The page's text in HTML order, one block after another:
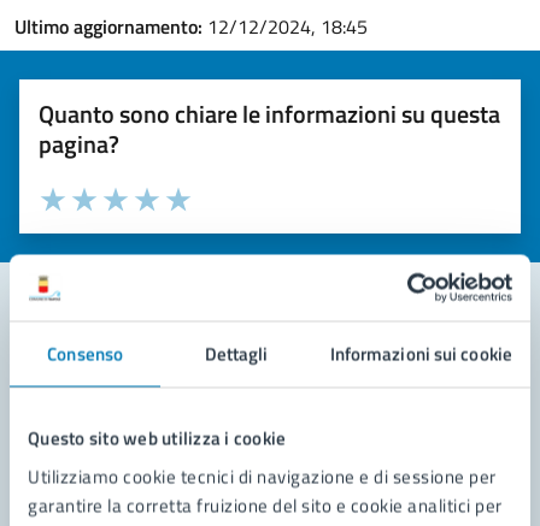
Consenso Dettagli Informazioni sui cookie
Questo sito web utilizza i cookie
Utilizziamo cookie tecnici di navigazione e di sessione per
garantire la corretta fruizione del sito e cookie analitici per
Ultimo aggiornamento: 12/12/2024, 18:45
Quanto sono chiare le informazioni su questa
pagina?
Valuta la chiarezza delle informazioni (da 1 a 5 stelle)
Seleziona il numero di stelle per valutare la chiarezza delle
Valuta 5 stelle su 5
Valuta 4 stelle su 5
Valuta 3 stelle su 5
Valuta 2 stelle su 5
Valuta 1 stelle su 5
Contatta il comune
Richiedi assistenza
Prenota appuntamento